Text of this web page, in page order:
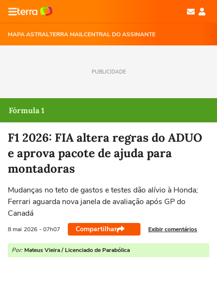
MAPA ASTRALTERRA MAILCENTRAL DO ASSINANTE
PUBLICIDADE
Fórmula 1
F1 2026: FIA altera regras do ADUO
e aprova pacote de ajuda para
montadoras
Mudanças no teto de gastos e testes dão alívio à Honda;
Ferrari aguarda nova janela de avaliação após GP do
Canadá
8 mai 2026 - 07h07 Compartilhar Exibir comentários
Por: Mateus Vieira / Licenciado de Parabólica